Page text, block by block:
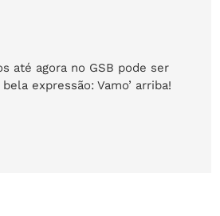
até agora no GSB pode ser
expressão: Vamo’ arriba!